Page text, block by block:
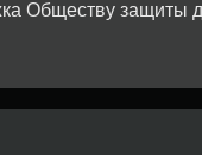
Обществу защиты